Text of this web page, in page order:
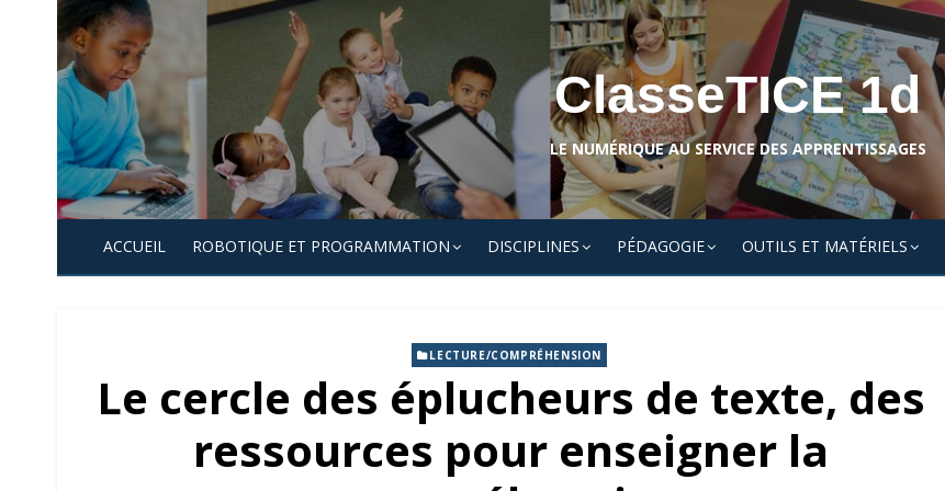
Skip
to
content
ClasseTICE 1d
LE NUMÉRIQUE AU SERVICE DES APPRENTISSAGES
ACCUEIL ROBOTIQUE ET PROGRAMMATION DISCIPLINES PÉDAGOGIE OUTILS ET MATÉRIELS
LECTURE/COMPRÉHENSION
Le cercle des éplucheurs de texte, des
ressources pour enseigner la